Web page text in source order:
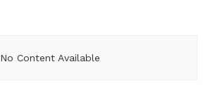
No Content Available